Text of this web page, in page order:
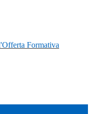
Formativa